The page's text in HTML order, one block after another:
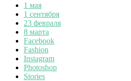
1 мая
1 сентября
23 февраля
8 марта
Facebook
Fashion
Instagram
Photoshop
Stories